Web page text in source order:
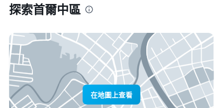
探索首爾中區
在地圖上查看